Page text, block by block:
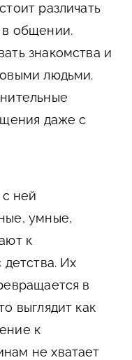
различать
общении.
знакомства и
людьми.
даже с
ней
умные,
к
Их
в
выглядит как
к
не хватает